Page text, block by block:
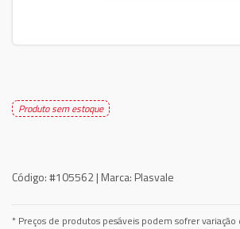
Produto sem estoque
Código:#105562 | Marca: Plasvale
* Preços de produtos pesáveis podem sofrer